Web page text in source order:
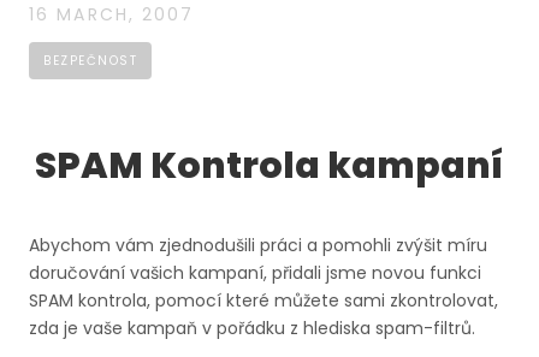
16 MARCH, 2007
BEZPEČNOST
SPAM Kontrola kampaní
Abychom vám zjednodušili práci a pomohli zvýšit míru
doručování vašich kampaní, přidali jsme novou funkci
SPAM kontrola, pomocí které můžete sami zkontrolovat,
zda je vaše kampaň v pořádku z hlediska spam-filtrů.